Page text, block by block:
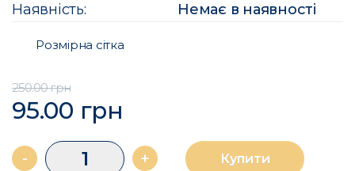
Наявність:
Немає в наявності
Розмірна сітка
250.00 грн
95.00 грн
- + Купити